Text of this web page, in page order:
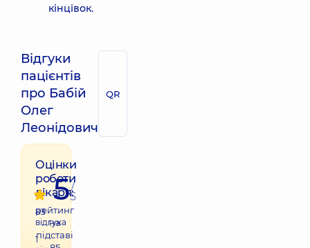
кінцівок.
Відгуки
пацієнтів
про Бабій
Олег
Леонідович
QR
Оцінки
роботи
лікаря:
83
відгука
1
5/
5
рейтинг
на
підставі